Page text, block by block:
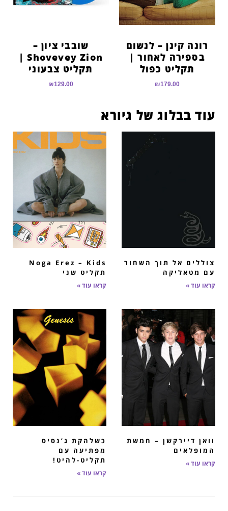
רונה קינן – לנשום
בספירה לאחור |
תקליט כפול
₪179.00
שובבי ציון –
Shovevey Zion |
תקליט צבעוני
₪129.00
עוד בבלוג של גיורא
צוללים אל תוך השחור
עם מטאליקה
קראו עוד »
Noga Erez – Kids
תקליט שני
קראו עוד »
וואן דיירקשן – חמשת
המופלאים
קראו עוד »
כשלהקת ג’נסיס
מפתיעה עם
תקליט-להיט!
קראו עוד »